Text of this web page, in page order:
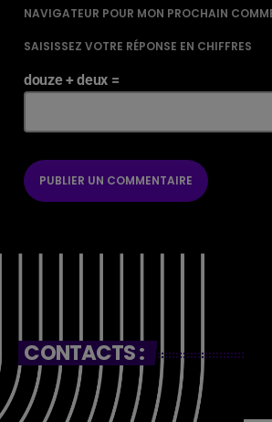
NAVIGATEUR POUR MON PROCHAIN
SAISISSEZ VOTRE RÉPONSE EN CHIFFRES
douze + deux =
CONTACTS :